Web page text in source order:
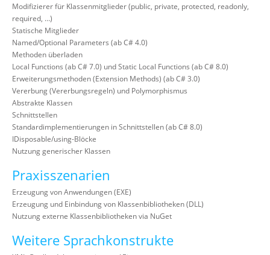
Modifizierer für Klassenmitglieder (public, private, protected, readonly,
required, …)
Statische Mitglieder
Named/Optional Parameters (ab C# 4.0)
Methoden überladen
Local Functions (ab C# 7.0) und Static Local Functions (ab C# 8.0)
Erweiterungsmethoden (Extension Methods) (ab C# 3.0)
Vererbung (Vererbungsregeln) und Polymorphismus
Abstrakte Klassen
Schnittstellen
Standardimplementierungen in Schnittstellen (ab C# 8.0)
IDisposable/using-Blöcke
Nutzung generischer Klassen
Praxisszenarien
Erzeugung von Anwendungen (EXE)
Erzeugung und Einbindung von Klassenbibliotheken (DLL)
Nutzung externe Klassenbibliotheken via NuGet
Weitere Sprachkonstrukte